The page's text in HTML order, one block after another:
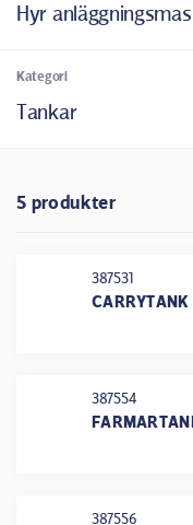
Hyr
Kategori
Tankar
5 produkter
387531
387554
387556